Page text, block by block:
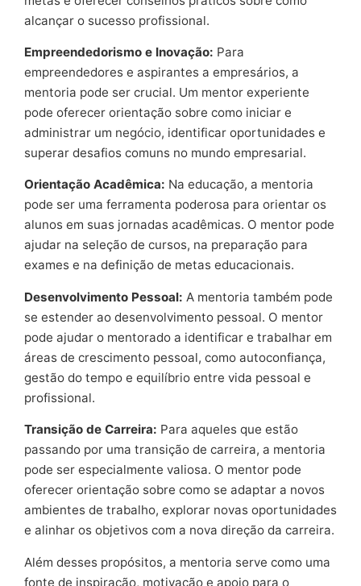
alcançar o sucesso profissional.
Empreendedorismo e Inovação: Para
empreendedores e aspirantes a empresários, a
mentoria pode ser crucial. Um mentor experiente
pode oferecer orientação sobre como iniciar e
administrar um negócio, identificar oportunidades e
superar desafios comuns no mundo empresarial.
Orientação Acadêmica: Na educação, a mentoria
pode ser uma ferramenta poderosa para orientar os
alunos em suas jornadas acadêmicas. O mentor pode
ajudar na seleção de cursos, na preparação para
exames e na definição de metas educacionais.
Desenvolvimento Pessoal: A mentoria também pode
se estender ao desenvolvimento pessoal. O mentor
pode ajudar o mentorado a identificar e trabalhar em
áreas de crescimento pessoal, como autoconfiança,
gestão do tempo e equilíbrio entre vida pessoal e
profissional.
Transição de Carreira: Para aqueles que estão
passando por uma transição de carreira, a mentoria
pode ser especialmente valiosa. O mentor pode
oferecer orientação sobre como se adaptar a novos
ambientes de trabalho, explorar novas oportunidades
e alinhar os objetivos com a nova direção da carreira.
Além desses propósitos, a mentoria serve como uma
fonte de inspiração, motivação e apoio para o